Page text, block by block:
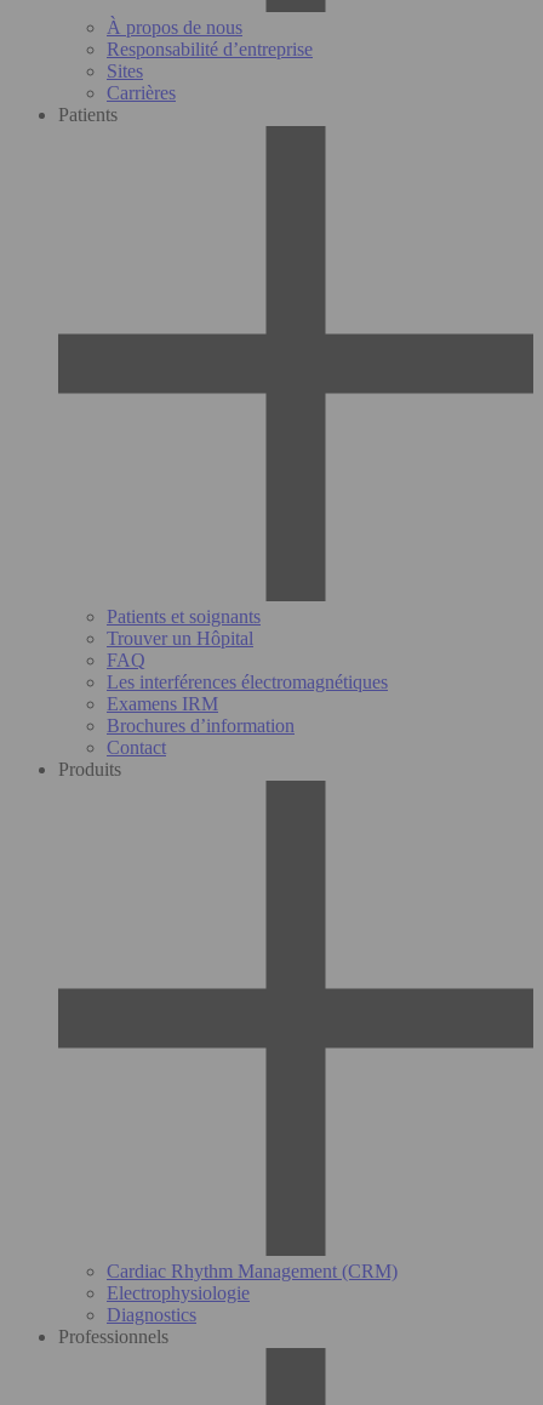
À propos de nous
Responsabilité d’entreprise
Sites
Carrières
Patients
Patients et soignants
Trouver un Hôpital
FAQ
Les interférences électromagnétiques
Examens IRM
Brochures d’information
Contact
Produits
Cardiac Rhythm Management (CRM)
Electrophysiologie
Diagnostics
Professionnels